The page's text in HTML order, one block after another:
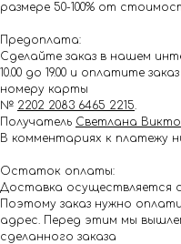
размере 50-100% от
Предоплата:
Сделайте заказ в нашем
10.00 до 19.00 и оплатите
номеру карты
№ 2202 2083 6465 2215.
Получатель Светлана
В комментариях к платежу
Остаток оплаты:
Доставка осуществляется
Поэтому заказ нужно
адрес. Перед этим мы
сделанного заказа